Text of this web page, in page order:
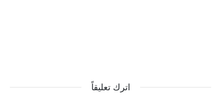
اترك تعليقاً